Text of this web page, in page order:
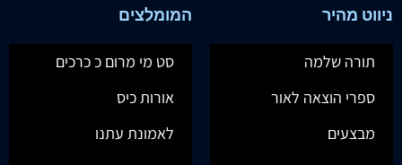
ניווט מהיר
תורה שלמה
ספרי הוצאה לאור
מבצעים
המומלצים
סט מי מרום כ כרכים
אורות כיס
לאמונת עתנו